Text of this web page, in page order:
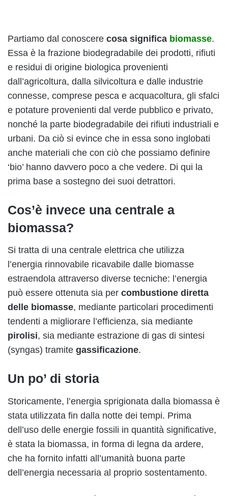
Partiamo dal conoscere cosa significa biomasse.
Essa è la frazione biodegradabile dei prodotti, rifiuti
e residui di origine biologica provenienti
dall’agricoltura, dalla silvicoltura e dalle industrie
connesse, comprese pesca e acquacoltura, gli sfalci
e potature provenienti dal verde pubblico e privato,
nonché la parte biodegradabile dei rifiuti industriali e
urbani. Da ciò si evince che in essa sono inglobati
anche materiali che con ciò che possiamo definire
‘bio’ hanno davvero poco a che vedere. Di qui la
prima base a sostegno dei suoi detrattori.
Cos’è invece una centrale a
biomassa?
Si tratta di una centrale elettrica che utilizza
l’energia rinnovabile ricavabile dalle biomasse
estraendola attraverso diverse tecniche: l’energia
può essere ottenuta sia per combustione diretta
delle biomasse, mediante particolari procedimenti
tendenti a migliorare l’efficienza, sia mediante
pirolisi, sia mediante estrazione di gas di sintesi
(syngas) tramite gassificazione.
Un po’ di storia
Storicamente, l’energia sprigionata dalla biomassa è
stata utilizzata fin dalla notte dei tempi. Prima
dell’uso delle energie fossili in quantità significative,
è stata la biomassa, in forma di legna da ardere,
che ha fornito infatti all’umanità buona parte
dell’energia necessaria al proprio sostentamento.